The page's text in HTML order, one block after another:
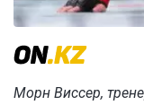
Морн Виссер,